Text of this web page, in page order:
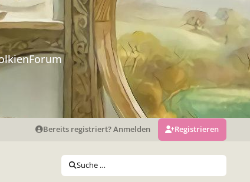
Bereits registriert? Anmelden Registrieren
Suche …